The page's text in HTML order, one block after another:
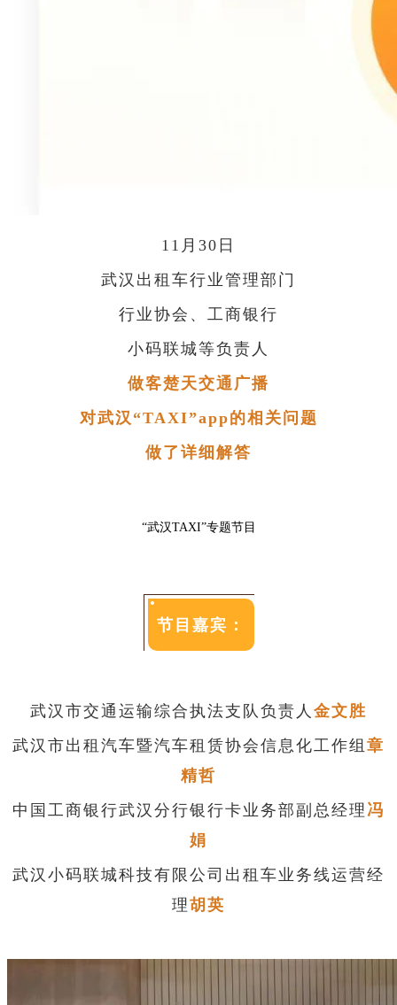
11月30日
武汉出租车行业管理部门
行业协会、工商银行
小码联城等负责人
做客楚天交通广播
对武汉“TAXI”app的相关问题
做了详细解答
“武汉TAXI”专题节目
节目嘉宾：
武汉市交通运输综合执法支队负责人 金文胜
武汉市出租汽车暨汽车租赁协会信息化工作组 章
精哲
中国工商银行武汉分行银行卡业务部副总经理 冯
娟
武汉小码联城科技有限公司出租车业务线运营经
理胡英